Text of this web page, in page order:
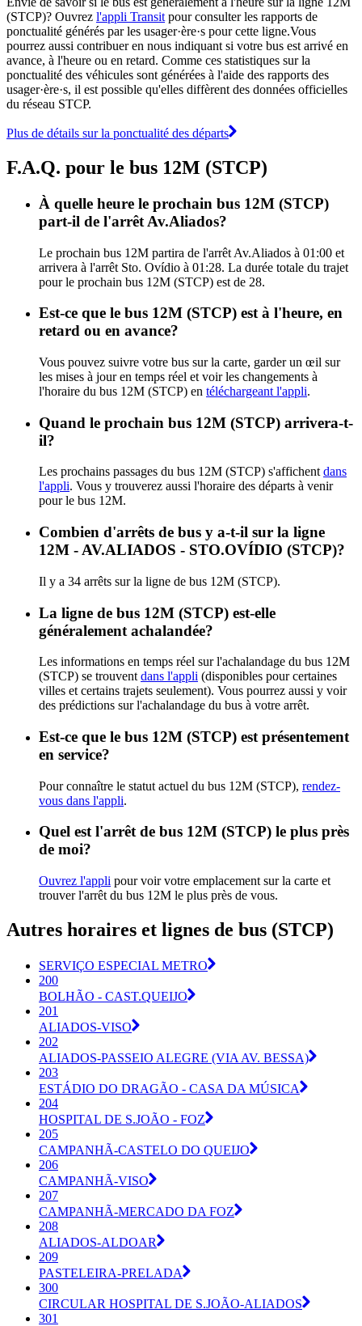
(STCP)? Ouvrez l'appli Transit pour consulter les rapports de
ponctualité générés par les usager·ère·s pour cette ligne.Vous
pourrez aussi contribuer en nous indiquant si votre bus est arrivé en
avance, à l'heure ou en retard. Comme ces statistiques sur la
ponctualité des véhicules sont générées à l'aide des rapports des
usager·ère·s, il est possible qu'elles diffèrent des données officielles
du réseau STCP.
Plus de détails sur la ponctualité des départs
F.A.Q. pour le bus 12M (STCP)
À quelle heure le prochain bus 12M (STCP)
part-il de l'arrêt Av.Aliados?
Le prochain bus 12M partira de l'arrêt Av.Aliados à 01:00 et
arrivera à l'arrêt Sto. Ovídio à 01:28. La durée totale du trajet
pour le prochain bus 12M (STCP) est de 28.
Est-ce que le bus 12M (STCP) est à l'heure, en
retard ou en avance?
Vous pouvez suivre votre bus sur la carte, garder un œil sur
les mises à jour en temps réel et voir les changements à
l'horaire du bus 12M (STCP) en téléchargeant l'appli.
Quand le prochain bus 12M (STCP) arrivera-t-
il?
Les prochains passages du bus 12M (STCP) s'affichent dans
l'appli. Vous y trouverez aussi l'horaire des départs à venir
pour le bus 12M.
Combien d'arrêts de bus y a-t-il sur la ligne
12M - AV.ALIADOS - STO.OVÍDIO (STCP)?
Il y a 34 arrêts sur la ligne de bus 12M (STCP).
La ligne de bus 12M (STCP) est-elle
généralement achalandée?
Les informations en temps réel sur l'achalandage du bus 12M
(STCP) se trouvent dans l'appli (disponibles pour certaines
villes et certains trajets seulement). Vous pourrez aussi y voir
des prédictions sur l'achalandage du bus à votre arrêt.
Est-ce que le bus 12M (STCP) est présentement
en service?
Pour connaître le statut actuel du bus 12M (STCP), rendez-
vous dans l'appli.
Quel est l'arrêt de bus 12M (STCP) le plus près
de moi?
Ouvrez l'appli pour voir votre emplacement sur la carte et
trouver l'arrêt du bus 12M le plus près de vous.
Autres horaires et lignes de bus (STCP)
SERVIÇO ESPECIAL METRO
200
BOLHÃO - CAST.QUEIJO
201
ALIADOS-VISO
202
ALIADOS-PASSEIO ALEGRE (VIA AV. BESSA)
203
ESTÁDIO DO DRAGÃO - CASA DA MÚSICA
204
HOSPITAL DE S.JOÃO - FOZ
205
CAMPANHÃ-CASTELO DO QUEIJO
206
CAMPANHÃ-VISO
207
CAMPANHÃ-MERCADO DA FOZ
208
ALIADOS-ALDOAR
209
PASTELEIRA-PRELADA
300
CIRCULAR HOSPITAL DE S.JOÃO-ALIADOS
301